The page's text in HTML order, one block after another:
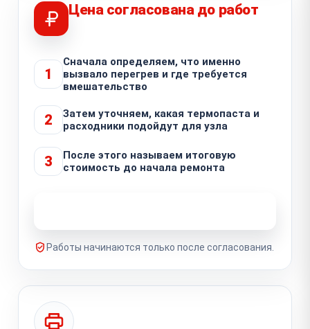
Цена согласована до работ
1
Сначала определяем, что именно
вызвало перегрев и где требуется
вмешательство
2
Затем уточняем, какая термопаста и
расходники подойдут для узла
3
После этого называем итоговую
стоимость до начала ремонта
Работы начинаются только после согласования.